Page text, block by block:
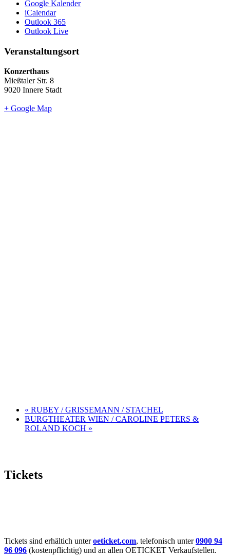
Google Kalender
iCalendar
Outlook 365
Outlook Live
Veranstaltungsort
Konzerthaus
Mießtaler Str. 8
9020 Innere Stadt
+ Google Map
« RUBEY / GRISSEMANN / STACHEL
BURGTHEATER WIEN / CAROLINE PETERS &
ROLAND KOCH »
Tickets
Tickets sind erhältich unteroeticket.com, telefonisch unter0900 94
96 096 (kostenpflichtig) und an allen OETICKET Verkaufstellen.